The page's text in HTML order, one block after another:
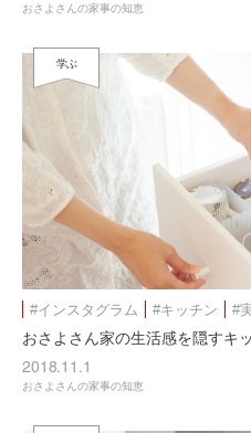
おさよさんの家事の知恵
学ぶ
#インスタグラム #キッチン #
おさよさん家の生活感を隠すキ
2018.11.1
おさよさんの家事の知恵